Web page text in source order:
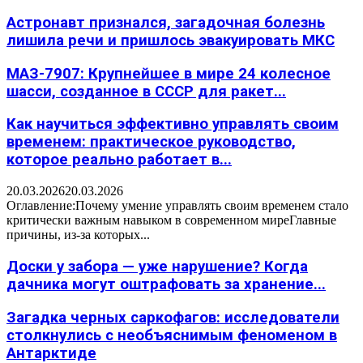
Астронавт признался, загадочная болезнь
лишила речи и пришлось эвакуировать МКС
МАЗ-7907: Крупнейшее в мире 24 колесное
шасси, созданное в СССР для ракет...
Как научиться эффективно управлять своим
временем: практическое руководство,
которое реально работает в...
20.03.202620.03.2026
Оглавление:Почему умение управлять своим временем стало
критически важным навыком в современном миреГлавные
причины, из-за которых...
Доски у забора — уже нарушение? Когда
дачника могут оштрафовать за хранение...
Загадка черных саркофагов: исследователи
столкнулись с необъяснимым феноменом в
Антарктиде